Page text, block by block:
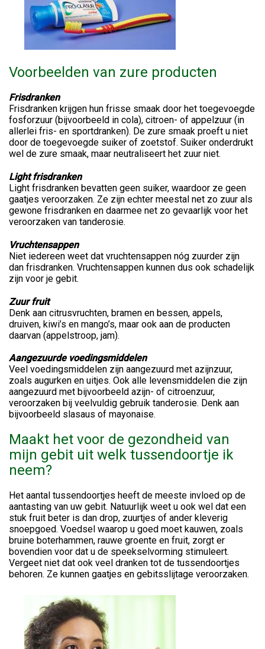
Voorbeelden van zure producten
Frisdranken
Frisdranken krijgen hun frisse smaak door het toegevoegde
fosforzuur (bijvoorbeeld in cola), citroen- of appelzuur (in
allerlei fris- en sportdranken). De zure smaak proeft u niet
door de toegevoegde suiker of zoetstof. Suiker onderdrukt
wel de zure smaak, maar neutraliseert het zuur niet.
Light frisdranken
Light frisdranken bevatten geen suiker, waardoor ze geen
gaatjes veroorzaken. Ze zijn echter meestal net zo zuur als
gewone frisdranken en daarmee net zo gevaarlijk voor het
veroorzaken van tanderosie.
Vruchtensappen
Niet iedereen weet dat vruchtensappen nóg zuurder zijn
dan frisdranken. Vruchtensappen kunnen dus ook schadelijk
zijn voor je gebit.
Zuur fruit
Denk aan citrusvruchten, bramen en bessen, appels,
druiven, kiwi’s en mango’s, maar ook aan de producten
daarvan (appelstroop, jam).
Aangezuurde voedingsmiddelen
Veel voedingsmiddelen zijn aangezuurd met azijnzuur,
zoals augurken en uitjes. Ook alle levensmiddelen die zijn
aangezuurd met bijvoorbeeld azijn- of citroenzuur,
veroorzaken bij veelvuldig gebruik tanderosie. Denk aan
bijvoorbeeld slasaus of mayonaise.
Maakt het voor de gezondheid van
mijn gebit uit welk tussendoortje ik
neem?
Het aantal tussendoortjes heeft de meeste invloed op de
aantasting van uw gebit. Natuurlijk weet u ook wel dat een
stuk fruit beter is dan drop, zuurtjes of ander kleverig
snoepgoed. Voedsel waarop u goed moet kauwen, zoals
bruine boterhammen, rauwe groente en fruit, zorgt er
bovendien voor dat u de speekselvorming stimuleert.
Vergeet niet dat ook veel dranken tot de tussendoortjes
behoren. Ze kunnen gaatjes en gebitsslijtage veroorzaken.